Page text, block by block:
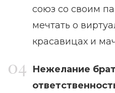
союз со своим
мечтать о
красавицах и
Нежелание